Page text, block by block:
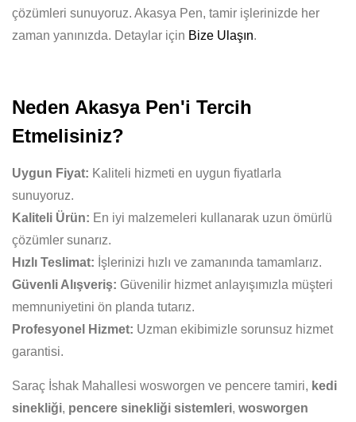
çözümleri sunuyoruz. Akasya Pen, tamir işlerinizde her
zaman yanınızda. Detaylar için Bize Ulaşın.
Neden Akasya Pen'i Tercih
Etmelisiniz?
Uygun Fiyat: Kaliteli hizmeti en uygun fiyatlarla
sunuyoruz.
Kaliteli Ürün: En iyi malzemeleri kullanarak uzun ömürlü
çözümler sunarız.
Hızlı Teslimat: İşlerinizi hızlı ve zamanında tamamlarız.
Güvenli Alışveriş: Güvenilir hizmet anlayışımızla müşteri
memnuniyetini ön planda tutarız.
Profesyonel Hizmet: Uzman ekibimizle sorunsuz hizmet
garantisi.
Saraç İshak Mahallesi wosworgen ve pencere tamiri, kedi
sinekliği, pencere sinekliği sistemleri, wosworgen